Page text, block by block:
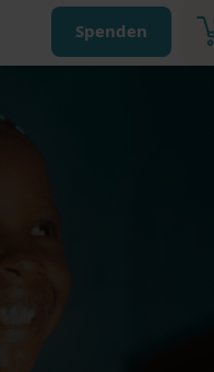
Spenden